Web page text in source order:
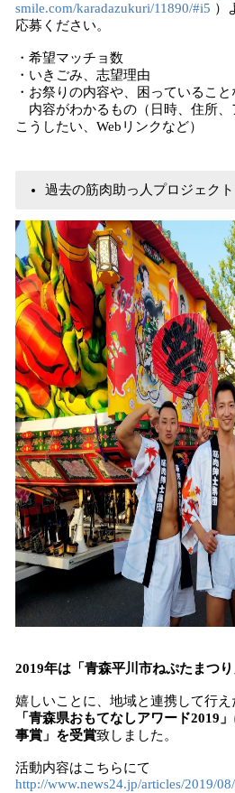
smile.com/karadazukuri/11890/#i5 ）
応募ください。
・希望マッチョ数
・いきごみ、志望理由
・お祭りの内容や、困っていること
内容がわかるもの（日時、住所、
こうしたい、Webリンクなど）
過去の筋肉助っ人プロジェク
2019年は「青森平川市ねぷたまつり
嬉しいことに、地域と連携して行
「青森県おもてなしアワード2019」
事賞」を受賞致しました。
活動内容はこちらにて
http://www.news24.jp/articles/2019/